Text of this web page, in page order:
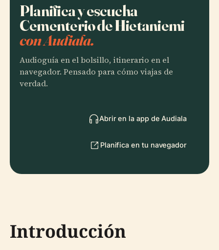
Planifica y escucha
Cementerio de Hietaniemi
con Audiala.
Audioguía en el bolsillo, itinerario en el
navegador. Pensado para cómo viajas de
verdad.
Abrir en la app de Audiala
Planifica en tu navegador
Introducción